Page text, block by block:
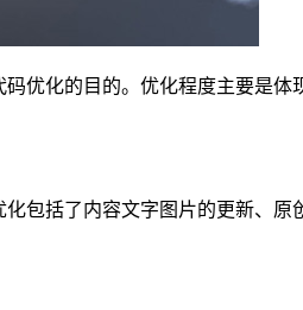
优化的目的。优化程度主要是体
包括了内容文字图片的更新、原